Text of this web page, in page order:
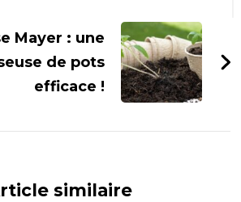
Mayer : une
de pots
efficace !
similaire